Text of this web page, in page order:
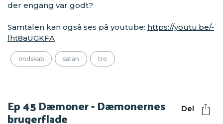
der engang var godt?
Samtalen kan også ses på youtube: https://youtu.be/-
lht8aUGKFA
ondskab satan tro
Del
Ep 45 Dæmoner - Dæmonernes
brugerflade